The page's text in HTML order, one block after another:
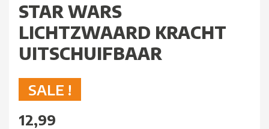
STAR WARS
LICHTZWAARD KRACHT
UITSCHUIFBAAR
SALE !
12,99